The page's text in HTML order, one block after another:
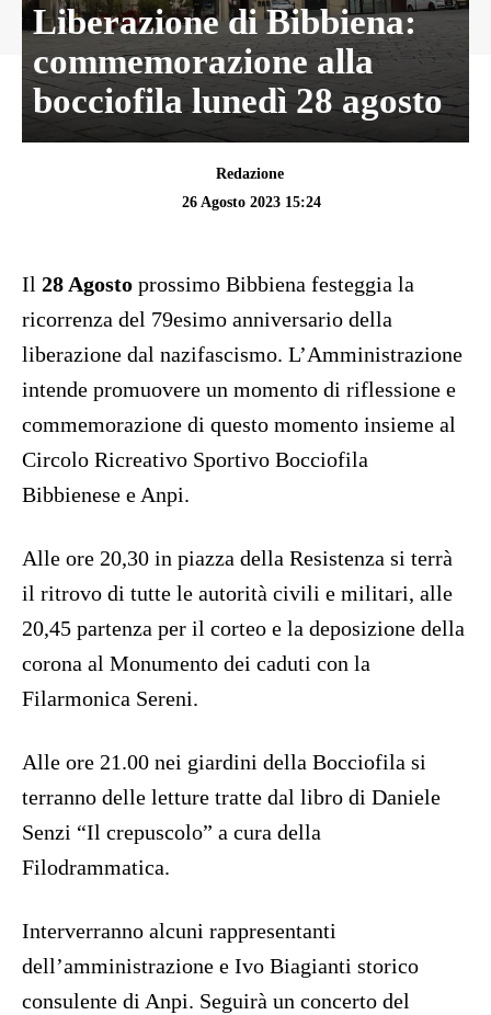
Liberazione di Bibbiena:
commemorazione alla
bocciofila lunedì 28 agosto
Redazione
26 Agosto 2023 15:24
Il 28 Agosto prossimo Bibbiena festeggia la
ricorrenza del 79esimo anniversario della
liberazione dal nazifascismo. L’Amministrazione
intende promuovere un momento di riflessione e
commemorazione di questo momento insieme al
Circolo Ricreativo Sportivo Bocciofila
Bibbienese e Anpi.
Alle ore 20,30 in piazza della Resistenza si terrà
il ritrovo di tutte le autorità civili e militari, alle
20,45 partenza per il corteo e la deposizione della
corona al Monumento dei caduti con la
Filarmonica Sereni.
Alle ore 21.00 nei giardini della Bocciofila si
terranno delle letture tratte dal libro di Daniele
Senzi “Il crepuscolo” a cura della
Filodrammatica.
Interverranno alcuni rappresentanti
dell’amministrazione e Ivo Biagianti storico
consulente di Anpi. Seguirà un concerto del